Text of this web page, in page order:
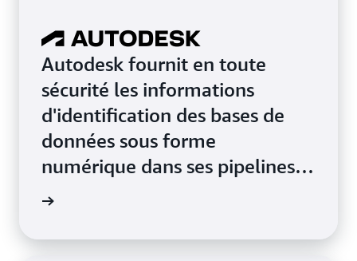
Autodesk fournit en toute
sécurité les informations
d'identification des bases de
données sous forme
numérique dans ses pipelines
d’analytique